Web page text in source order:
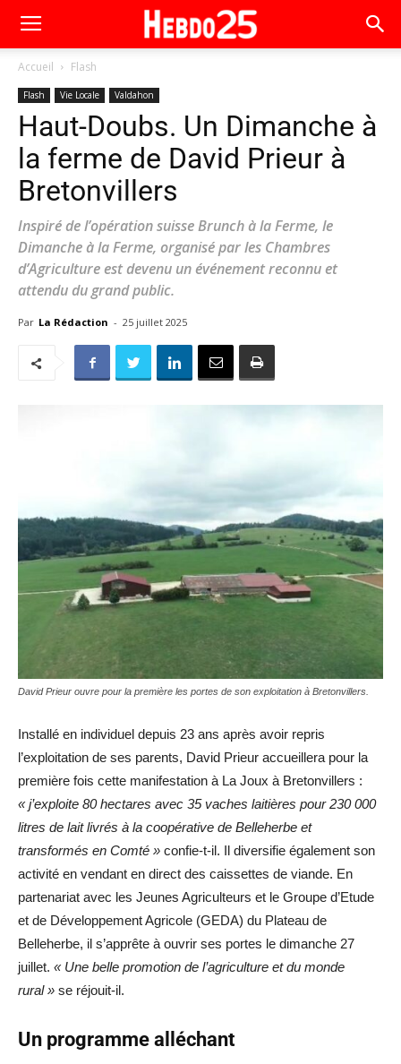
Accueil Flash
Flash Vie Locale Valdahon
Haut-Doubs. Un Dimanche à
la ferme de David Prieur à
Bretonvillers
Inspiré de l’opération suisse Brunch à la Ferme, le
Dimanche à la Ferme, organisé par les Chambres
d’Agriculture est devenu un événement reconnu et
attendu du grand public.
Par La Rédaction - 25 juillet 2025
David Prieur ouvre pour la première les portes de son exploitation à Bretonvillers.
Installé en individuel depuis 23 ans après avoir repris
l’exploitation de ses parents, David Prieur accueillera pour la
première fois cette manifestation à La Joux à Bretonvillers :
« j’exploite 80 hectares avec 35 vaches laitières pour 230 000
litres de lait livrés à la coopérative de Belleherbe et
transformés en Comté » confie-t-il. Il diversifie également son
activité en vendant en direct des caissettes de viande. En
partenariat avec les Jeunes Agriculteurs et le Groupe d’Etude
et de Développement Agricole (GEDA) du Plateau de
Belleherbe, il s’apprête à ouvrir ses portes le dimanche 27
juillet. « Une belle promotion de l’agriculture et du monde
rural » se réjouit-il.
Un programme alléchant